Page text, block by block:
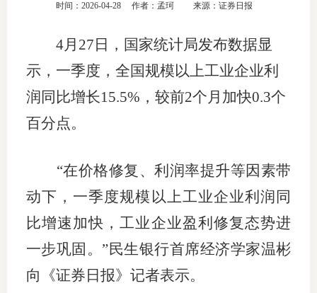
投教书
新手指
期货
业务指
时间：2026-04-28 作者：孟珂 来源：证券日报
4月27日，国家统计局发布数据显
示，一季度，全国规模以上工业企业利
润同比增长15.5%，较前2个月加快0.3个
百分点。
“在价格修复、利润率提升等因素带
动下，一季度规模以上工业企业利润同
比增速加快，工业企业盈利修复态势进
一步巩固。”民生银行首席经济学家温彬
向《证券日报》记者表示。